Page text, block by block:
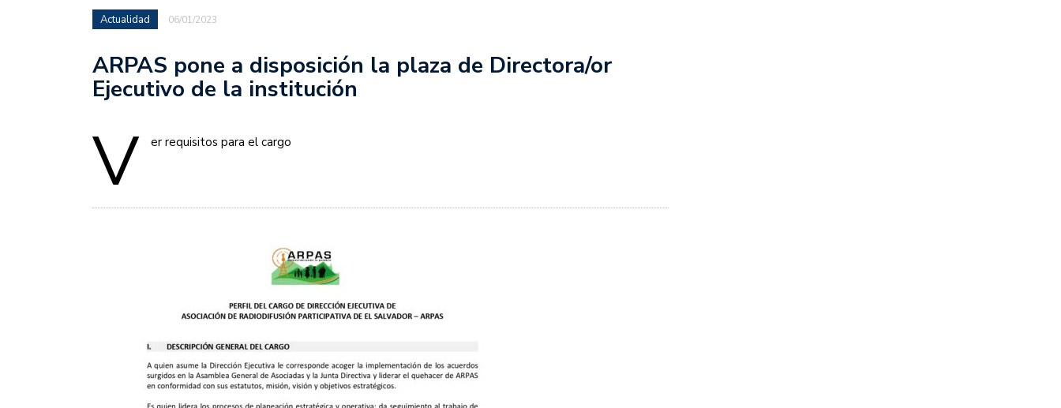
Actualidad 06/01/2023
ARPAS pone a disposición la plaza de Directora/or
Ejecutivo de la institución
V er requisitos para el cargo